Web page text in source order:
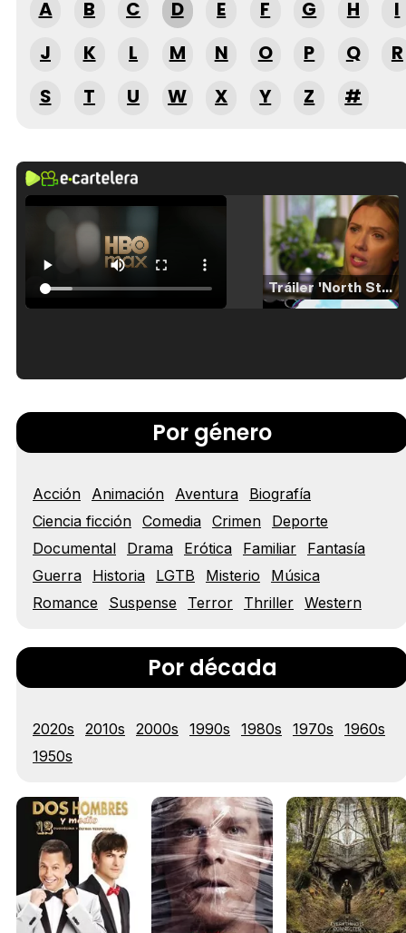
A B C D E F G H
I
J
K L M N O P Q
R
S
T U W X Y Z #
Tráiler 'North Star' (2023)
Tráiler 'Do Not Enter' (2026)
Por género
Acción Animación Aventura
Biografía
Ciencia ficción Comedia Crimen
Deporte
Documental
Drama Erótica Familiar
Fantasía
Guerra
Historia LGTB Misterio
Música
Romance
Suspense Terror Thriller Western
Por década
2020s 2010s 2000s 1990s 1980s 1970s
1960s
1950s